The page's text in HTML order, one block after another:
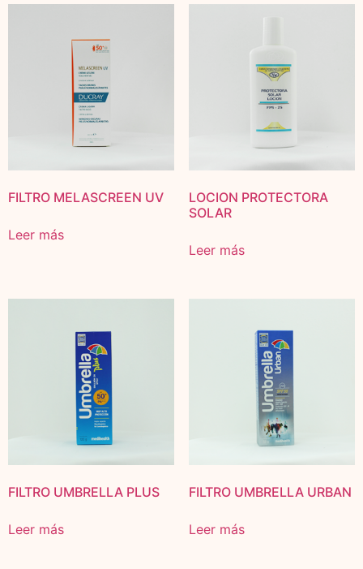
FILTRO MELASCREEN UV
Leer más
LOCION PROTECTORA
SOLAR
Leer más
FILTRO UMBRELLA PLUS
Leer más
FILTRO UMBRELLA URBAN
Leer más